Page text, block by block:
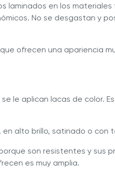
laminados en los
No se desgastan y
ofrecen una apariencia
le aplican lacas de color.
alto brillo, satinado o con
son resistentes y sus
es muy amplia.